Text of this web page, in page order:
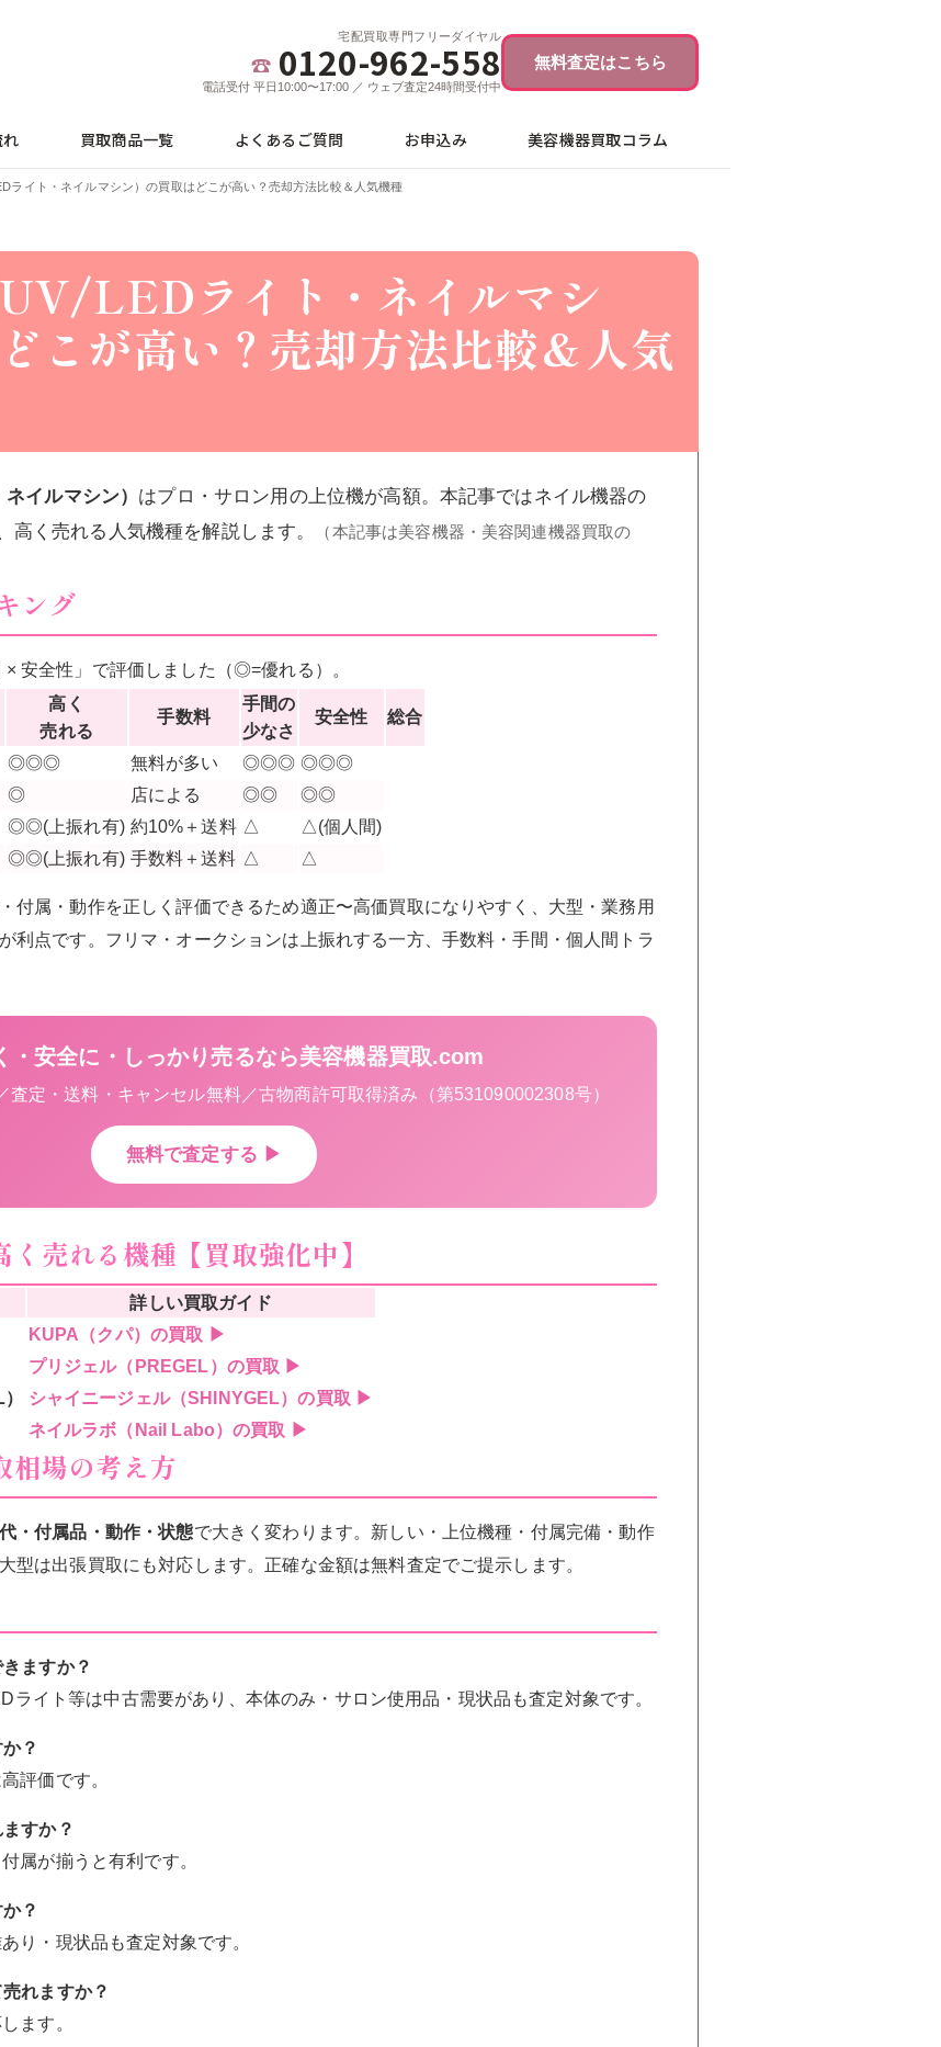
宅配買取専門フリーダイヤル
0120-962-558
電話受付 平日10:00〜17:00 ／ ウェブ査定24時間受付中
無料査定はこちら
買取商品一覧 よくあるご質問 お申込み 美容機器買取コラム
ライト・ネイルマシン）の買取はどこが高い？売却方法比較＆人気機種
LEDライト・ネイルマシ
こが高い？売却方法比較＆人気
イルマシン） はプロ・サロン用の上位機が高額。本記事ではネイル機器の
く売れる人気機種を解説します。
（本記事は美容機器・美容関連機器買取の
ング
× 安全性」で評価しました（◎=優れる）。
高く
売れる
手数料
手間の
少なさ
安全性 総合
◎◎◎ 無料が多い ◎◎◎ ◎◎◎
◎ 店による ◎◎
◎◎
◎◎(上振れ有) 約10%＋送料 △
△(個人間)
◎◎(上振れ有) 手数料＋送料 △ △
付属・動作を正しく評価できるため適正〜高価買取になりやすく、大型・業務用
利点です。フリマ・オークションは上振れする一方、手数料・手間・個人間トラ
・安全に・しっかり売るなら美容機器買取.com
査定・送料・キャンセル無料／古物商許可取得済み（第531090002308号）
無料で査定する ▶
売れる機種【買取強化中】
詳しい買取ガイド
KUPA（クパ）の買取 ▶
プリジェル（PREGEL）の買取 ▶
シャイニージェル（SHINYGEL）の買取 ▶
ネイルラボ（Nail Labo）の買取 ▶
相場の考え方
・付属品・動作・状態で大きく変わります。新しい・上位機種・付属完備・動作
型は出張買取にも対応します。正確な金額は無料査定でご提示します。
ますか？
ライト等は中古需要があり、本体のみ・サロン使用品・現状品も査定対象です。
？
評価です。
すか？
属が揃うと有利です。
？
り・現状品も査定対象です。
れますか？
ます。